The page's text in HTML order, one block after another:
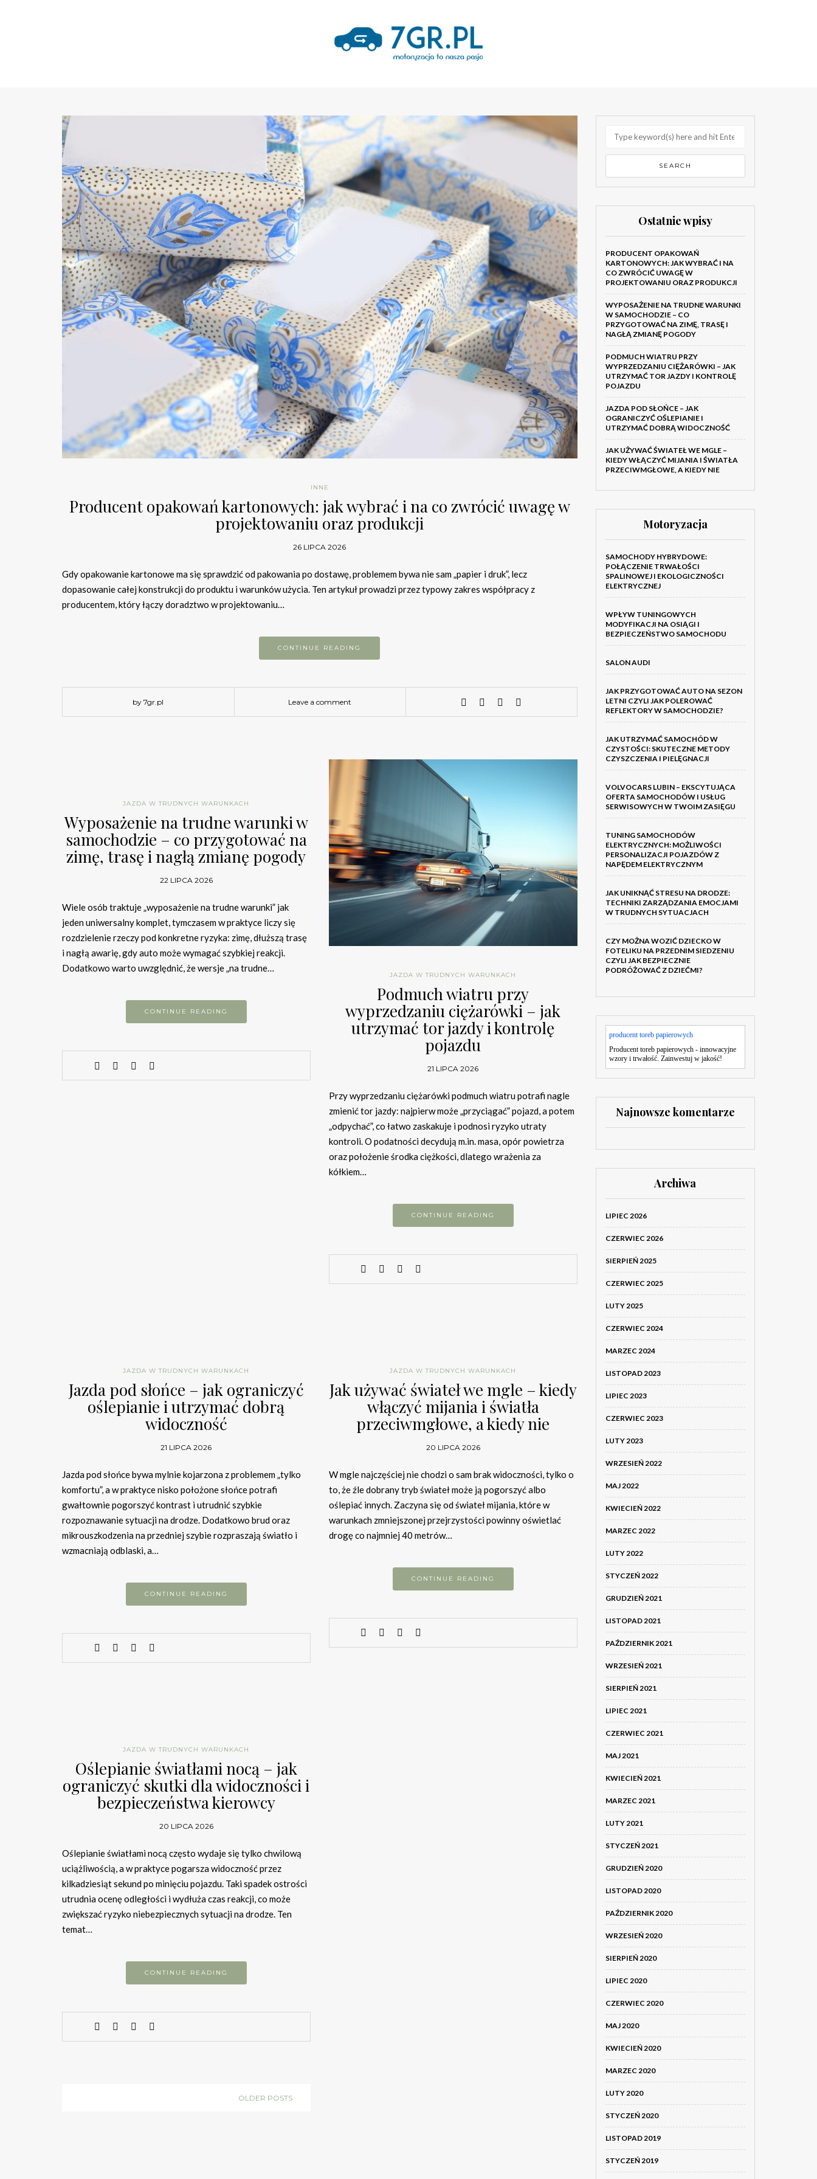
INNE
Producent opakowań kartonowych: jak wybrać i na co zwrócić uwagę w
projektowaniu oraz produkcji
26 LIPCA 2026
Gdy opakowanie kartonowe ma się sprawdzić od pakowania po dostawę, problemem bywa nie sam „papier i druk”, lecz
dopasowanie całej konstrukcji do produktu i warunków użycia. Ten artykuł prowadzi przez typowy zakres współpracy z
producentem, który łączy doradztwo w projektowaniu…
CONTINUE READING
by 7gr.pl Leave a comment
JAZDA W TRUDNYCH WARUNKACH
Wyposażenie na trudne warunki w
samochodzie – co przygotować na
zimę, trasę i nagłą zmianę pogody
22 LIPCA 2026
Wiele osób traktuje „wyposażenie na trudne warunki” jak
jeden uniwersalny komplet, tymczasem w praktyce liczy się
rozdzielenie rzeczy pod konkretne ryzyka: zimę, dłuższą trasę
i nagłą awarię, gdy auto może wymagać szybkiej reakcji.
Dodatkowo warto uwzględnić, że wersje „na trudne…
CONTINUE READING
JAZDA W TRUDNYCH WARUNKACH
Podmuch wiatru przy
wyprzedzaniu ciężarówki – jak
utrzymać tor jazdy i kontrolę
pojazdu
21 LIPCA 2026
Przy wyprzedzaniu ciężarówki podmuch wiatru potrafi nagle
zmienić tor jazdy: najpierw może „przyciągać” pojazd, a potem
„odpychać”, co łatwo zaskakuje i podnosi ryzyko utraty
kontroli. O podatności decydują m.in. masa, opór powietrza
oraz położenie środka ciężkości, dlatego wrażenia za
kółkiem…
CONTINUE READING
JAZDA W TRUDNYCH WARUNKACH
Jazda pod słońce – jak ograniczyć
oślepianie i utrzymać dobrą
widoczność
21 LIPCA 2026
Jazda pod słońce bywa mylnie kojarzona z problemem „tylko
komfortu”, a w praktyce nisko położone słońce potrafi
gwałtownie pogorszyć kontrast i utrudnić szybkie
rozpoznawanie sytuacji na drodze. Dodatkowo brud oraz
mikrouszkodzenia na przedniej szybie rozpraszają światło i
wzmacniają odblaski, a…
CONTINUE READING
JAZDA W TRUDNYCH WARUNKACH
Jak używać świateł we mgle – kiedy
włączyć mijania i światła
przeciwmgłowe, a kiedy nie
20 LIPCA 2026
W mgle najczęściej nie chodzi o sam brak widoczności, tylko o
to, że źle dobrany tryb świateł może ją pogorszyć albo
oślepiać innych. Zaczyna się od świateł mijania, które w
warunkach zmniejszonej przejrzystości powinny oświetlać
drogę co najmniej 40 metrów…
CONTINUE READING
JAZDA W TRUDNYCH WARUNKACH
Oślepianie światłami nocą – jak
ograniczyć skutki dla widoczności i
bezpieczeństwa kierowcy
20 LIPCA 2026
Oślepianie światłami nocą często wydaje się tylko chwilową
uciążliwością, a w praktyce pogarsza widoczność przez
kilkadziesiąt sekund po minięciu pojazdu. Taki spadek ostrości
utrudnia ocenę odległości i wydłuża czas reakcji, co może
zwiększać ryzyko niebezpiecznych sytuacji na drodze. Ten
temat…
CONTINUE READING
OLDER POSTS
Ostatnie wpisy
PRODUCENT OPAKOWAŃ
KARTONOWYCH: JAK WYBRAĆ I NA
CO ZWRÓCIĆ UWAGĘ W
PROJEKTOWANIU ORAZ PRODUKCJI
WYPOSAŻENIE NA TRUDNE WARUNKI
W SAMOCHODZIE – CO
PRZYGOTOWAĆ NA ZIMĘ, TRASĘ I
NAGŁĄ ZMIANĘ POGODY
PODMUCH WIATRU PRZY
WYPRZEDZANIU CIĘŻARÓWKI – JAK
UTRZYMAĆ TOR JAZDY I KONTROLĘ
POJAZDU
JAZDA POD SŁOŃCE – JAK
OGRANICZYĆ OŚLEPIANIE I
UTRZYMAĆ DOBRĄ WIDOCZNOŚĆ
JAK UŻYWAĆ ŚWIATEŁ WE MGLE –
KIEDY WŁĄCZYĆ MIJANIA I ŚWIATŁA
PRZECIWMGŁOWE, A KIEDY NIE
Motoryzacja
SAMOCHODY HYBRYDOWE:
POŁĄCZENIE TRWAŁOŚCI
SPALINOWEJ I EKOLOGICZNOŚCI
ELEKTRYCZNEJ
WPŁYW TUNINGOWYCH
MODYFIKACJI NA OSIĄGI I
BEZPIECZEŃSTWO SAMOCHODU
SALON AUDI
JAK PRZYGOTOWAĆ AUTO NA SEZON
LETNI CZYLI JAK POLEROWAĆ
REFLEKTORY W SAMOCHODZIE?
JAK UTRZYMAĆ SAMOCHÓD W
CZYSTOŚCI: SKUTECZNE METODY
CZYSZCZENIA I PIELĘGNACJI
VOLVOCARS LUBIN – EKSCYTUJĄCA
OFERTA SAMOCHODÓW I USŁUG
SERWISOWYCH W TWOIM ZASIĘGU
TUNING SAMOCHODÓW
ELEKTRYCZNYCH: MOŻLIWOŚCI
PERSONALIZACJI POJAZDÓW Z
NAPĘDEM ELEKTRYCZNYM
JAK UNIKNĄĆ STRESU NA DRODZE:
TECHNIKI ZARZĄDZANIA EMOCJAMI
W TRUDNYCH SYTUACJACH
CZY MOŻNA WOZIĆ DZIECKO W
FOTELIKU NA PRZEDNIM SIEDZENIU
CZYLI JAK BEZPIECZNIE
PODRÓŻOWAĆ Z DZIEĆMI?
producent toreb papierowych
Producent toreb papierowych - innowacyjne
wzory i trwałość. Zainwestuj w jakość!
Najnowsze komentarze
Archiwa
LIPIEC 2026
CZERWIEC 2026
SIERPIEŃ 2025
CZERWIEC 2025
LUTY 2025
CZERWIEC 2024
MARZEC 2024
LISTOPAD 2023
LIPIEC 2023
CZERWIEC 2023
LUTY 2023
WRZESIEŃ 2022
MAJ 2022
KWIECIEŃ 2022
MARZEC 2022
LUTY 2022
STYCZEŃ 2022
GRUDZIEŃ 2021
LISTOPAD 2021
PAŹDZIERNIK 2021
WRZESIEŃ 2021
SIERPIEŃ 2021
LIPIEC 2021
CZERWIEC 2021
MAJ 2021
KWIECIEŃ 2021
MARZEC 2021
LUTY 2021
STYCZEŃ 2021
GRUDZIEŃ 2020
LISTOPAD 2020
PAŹDZIERNIK 2020
WRZESIEŃ 2020
SIERPIEŃ 2020
LIPIEC 2020
CZERWIEC 2020
MAJ 2020
KWIECIEŃ 2020
MARZEC 2020
LUTY 2020
STYCZEŃ 2020
LISTOPAD 2019
STYCZEŃ 2019